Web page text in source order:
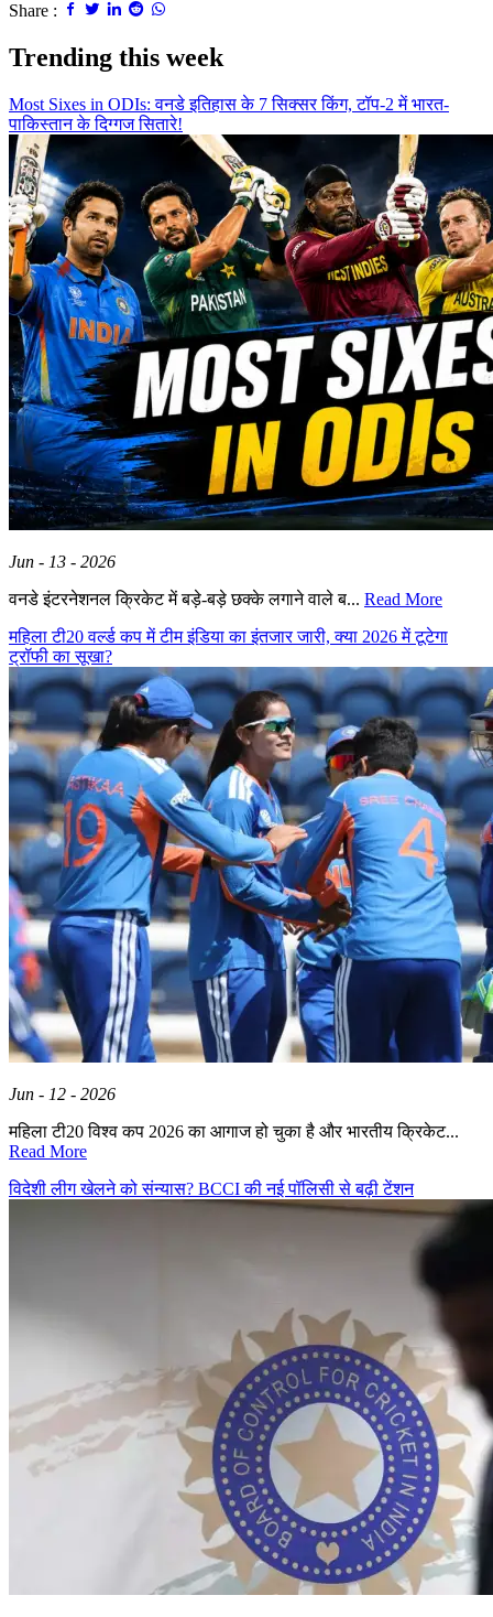
Share :
Trending this week
Most Sixes in ODIs: वनडे इतिहास के 7 सिक्सर किंग, टॉप-2 में भारत-
पाकिस्तान के दिग्गज सितारे!
Jun - 13 - 2026
वनडे इंटरनेशनल क्रिकेट में बड़े-बड़े छक्के लगाने वाले ब... Read More
महिला टी20 वर्ल्ड कप में टीम इंडिया का इंतजार जारी, क्या 2026 में टूटेगा
ट्रॉफी का सूखा?
Jun - 12 - 2026
महिला टी20 विश्व कप 2026 का आगाज हो चुका है और भारतीय क्रिकेट...
Read More
विदेशी लीग खेलने को संन्यास? BCCI की नई पॉलिसी से बढ़ी टेंशन